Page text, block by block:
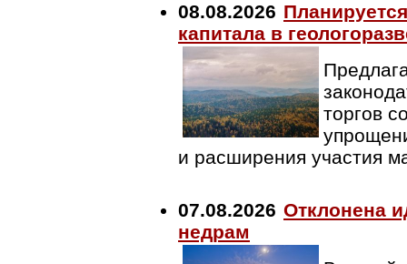
08.08.2026
капитала в
торгов
и расширения участия
07.08.2026 Отклонена
недрам